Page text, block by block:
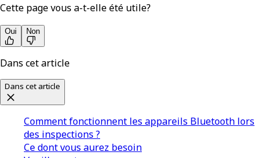
Cette page vous a-t-elle été utile?
Oui Non
Dans cet article
Dans cet article
Comment fonctionnent les appareils Bluetooth lors
des inspections ?
Ce dont vous aurez besoin